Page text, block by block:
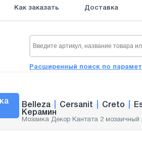
Как заказать Доставка
Расширенный поиск по
Belleza Cersanit Creto
Керамин
Мозаика Декор Кантата 2 мозаичный